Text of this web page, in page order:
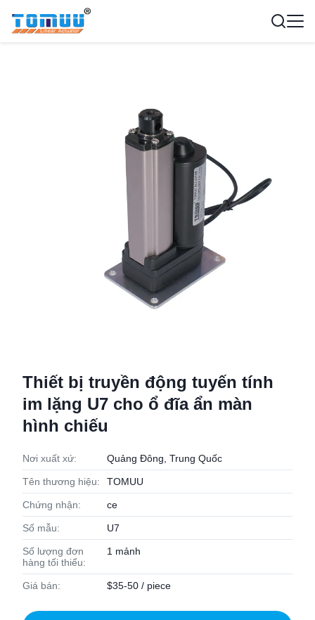
Thiết bị truyền động tuyến tính
im lặng U7 cho ổ đĩa ẩn màn
hình chiếu
Nơi xuất xứ: Quảng Đông, Trung Quốc
Tên thương hiệu: TOMUU
Chứng nhận: ce
Số mẫu: U7
Số lượng đơn
hàng tối thiểu:
1 mảnh
Giá bán: $35-50 / piece